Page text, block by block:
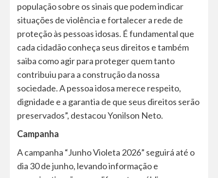
população sobre os sinais que podem indicar
situações de violência e fortalecer a rede de
proteção às pessoas idosas. É fundamental que
cada cidadão conheça seus direitos e também
saiba como agir para proteger quem tanto
contribuiu para a construção da nossa
sociedade. A pessoa idosa merece respeito,
dignidade e a garantia de que seus direitos serão
preservados”, destacou Yonilson Neto.
Campanha
A campanha “Junho Violeta 2026” seguirá até o
dia 30 de junho, levando informação e